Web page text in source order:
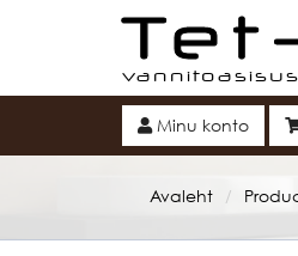
Minu konto
Avaleht /